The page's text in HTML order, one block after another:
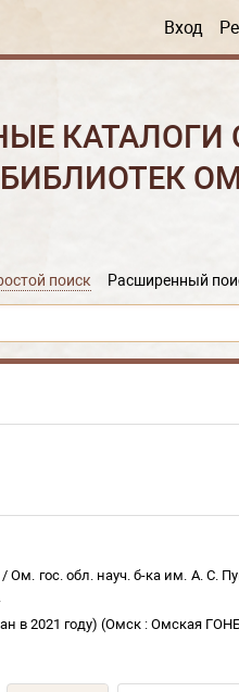
Вход
КАТАЛОГИ
поиск Расширенный
/ Ом. гос. обл. науч. б-ка им. А. С.
.
в 2021 году) (Омск : Омская